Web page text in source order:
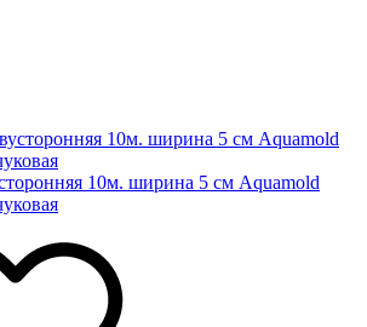
10м. ширина 5 см Aquamold